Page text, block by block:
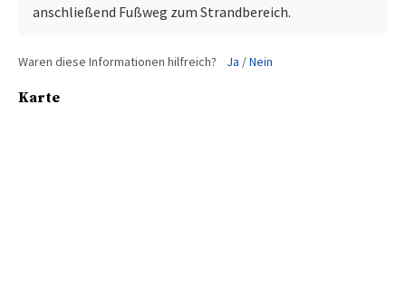
anschließend Fußweg zum Strandbereich.
Waren diese Informationen hilfreich? Ja /Nein
Karte